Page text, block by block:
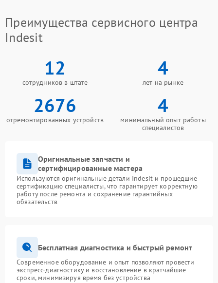
Преимущества сервисного центра
Indesit
12
сотрудников в штате
4
лет на рынке
2676
отремонтированных устройств
4
минимальный опыт работы
специалистов
Оригинальные запчасти и
сертифицированные мастера
Используются оригинальные детали Indesit и прошедшие
сертификацию специалисты, что гарантирует корректную
работу после ремонта и сохранение гарантийных
обязательств
Бесплатная диагностика и быстрый ремонт
Современное оборудование и опыт позволяют провести
экспресс-диагностику и восстановление в кратчайшие
сроки, минимизируя время без устройства